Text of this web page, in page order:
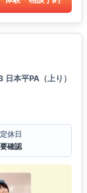
本平PA（上り）
定休日
要確認